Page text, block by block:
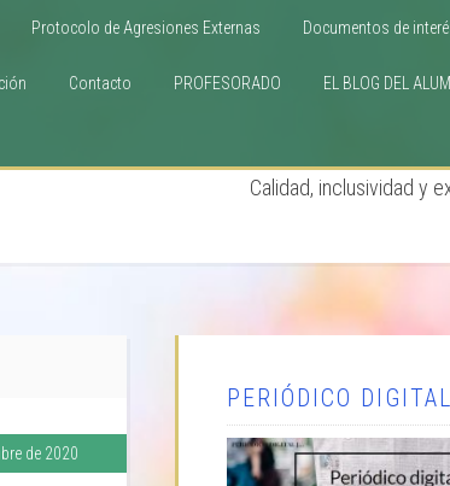
Protocolo de Agresiones Externas Documentos de
Contacto PROFESORADO EL BLOG DEL
Calidad, inclusividad y
de 2020
PERIÓDICO